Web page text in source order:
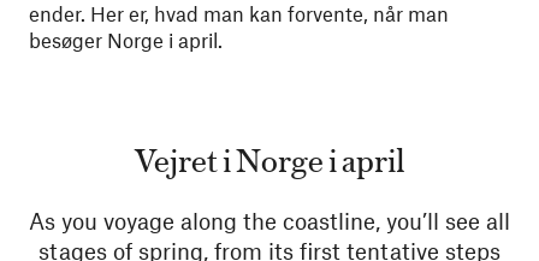
ender. Her er, hvad man kan forvente, når man
besøger Norge i april.
Vejret i Norge i april
As you voyage along the coastline, you’ll see all
stages of spring, from its first tentative steps